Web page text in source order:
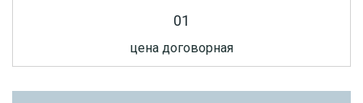
01
цена договорная